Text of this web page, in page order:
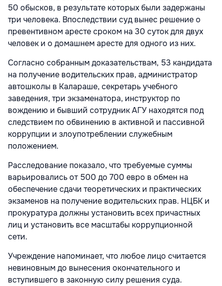
50 обысков, в результате которых были задержаны
три человека. Впоследствии суд вынес решение о
превентивном аресте сроком на 30 суток для двух
человек и о домашнем аресте для одного из них.
Согласно собранным доказательствам, 53 кандидата
на получение водительских прав, администратор
автошколы в Калараше, секретарь учебного
заведения, три экзаменатора, инструктор по
вождению и бывший сотрудник AГУ находятся под
следствием по обвинению в активной и пассивной
коррупции и злоупотреблении служебным
положением.
Расследование показало, что требуемые суммы
варьировались от 500 до 700 евро в обмен на
обеспечение сдачи теоретических и практических
экзаменов на получение водительских прав. НЦБК и
прокуратура должны установить всех причастных
лиц и установить все масштабы коррупционной
сети.
Учреждение напоминает, что любое лицо считается
невиновным до вынесения окончательного и
вступившего в законную силу решения суда.